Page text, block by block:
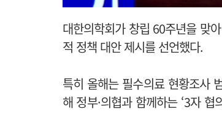
대한의학회가 창립 60주년을 맞
적 정책 대안 제시를 선언했다.
특히 올해는 필수의료 현황조사
해 정부·의협과 함께하는 ‘3자